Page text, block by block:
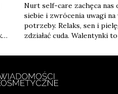
Nurt self-care zachęca nas
siebie i zwrócenia uwagi na
potrzeby. Relaks, sen i
zdziałać cuda. Walentynki
okazać te uczucie swojemu